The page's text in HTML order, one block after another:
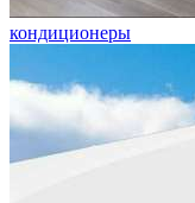
кондиционеры